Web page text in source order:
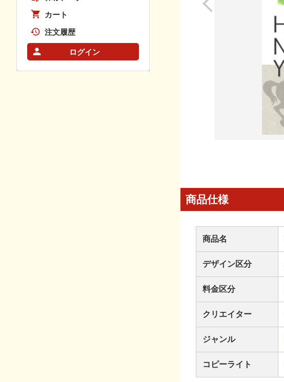
商品仕様
商品名
デザイン区分
料金区分
クリエイター
ジャンル
コピーライト
カート
注文履歴
ログイン